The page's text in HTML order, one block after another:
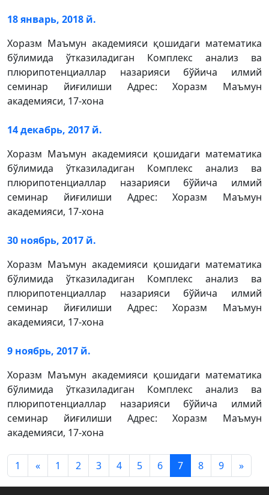
18 январь, 2018 й.
Хоразм Маъмун академияси қошидаги математика
бўлимида ўтказиладиган Комплекс анализ ва
плюрипотенциаллар назарияси бўйича илмий
семинар йиғилиши Адрес: Хоразм Маъмун
академияси, 17-хона
14 декабрь, 2017 й.
Хоразм Маъмун академияси қошидаги математика
бўлимида ўтказиладиган Комплекс анализ ва
плюрипотенциаллар назарияси бўйича илмий
семинар йиғилиши Адрес: Хоразм Маъмун
академияси, 17-хона
30 ноябрь, 2017 й.
Хоразм Маъмун академияси қошидаги математика
бўлимида ўтказиладиган Комплекс анализ ва
плюрипотенциаллар назарияси бўйича илмий
семинар йиғилиши Адрес: Хоразм Маъмун
академияси, 17-хона
9 ноябрь, 2017 й.
Хоразм Маъмун академияси қошидаги математика
бўлимида ўтказиладиган Комплекс анализ ва
плюрипотенциаллар назарияси бўйича илмий
семинар йиғилиши Адрес: Хоразм Маъмун
академияси, 17-хона
1 « 1 2 3 4 5 6 7 8 9 »